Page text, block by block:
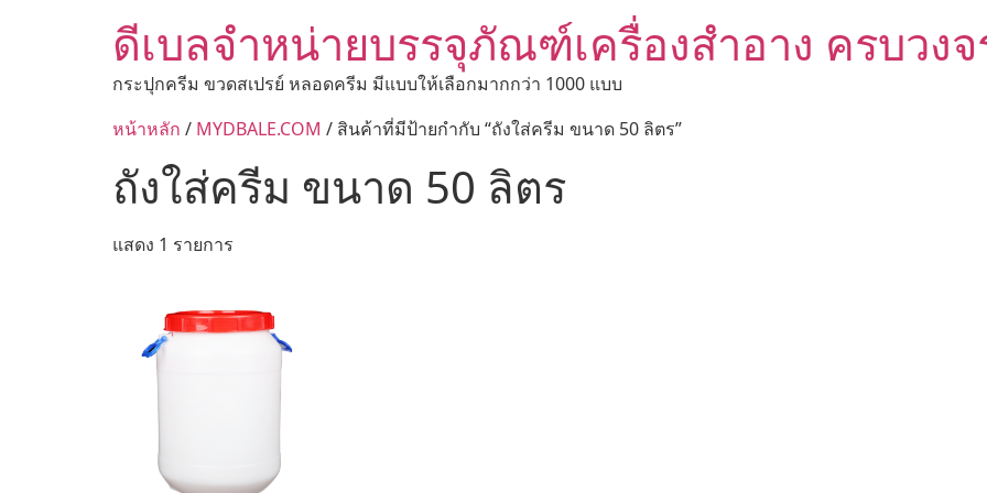
ดีเบลจำหน่ายบรรจุภัณฑ์เครื่องสำอาง ครบวงจ
กระปุกครีม ขวดสเปรย์ หลอดครีม มีแบบให้เลือกมากกว่า 1000 แบบ
หน้าหลัก / MYDBALE.COM / สินค้าที่มีป้ายกำกับ “ถังใส่ครีม ขนาด 50 ลิตร”
ถังใส่ครีม ขนาด 50 ลิตร
แสดง 1 รายการ